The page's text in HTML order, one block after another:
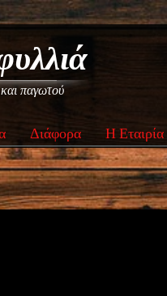
παγωτού
Διάφορα Η